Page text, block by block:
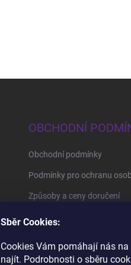
Sběr Cookies:
Cookies Vám pomáhají nás
najít. Podrobnosti o sběru
OBCHODNÍ
Obchodní podmínky
Podmínky pro ochranu
Způsoby a ceny doručení
Způsoby platby
BrillBird